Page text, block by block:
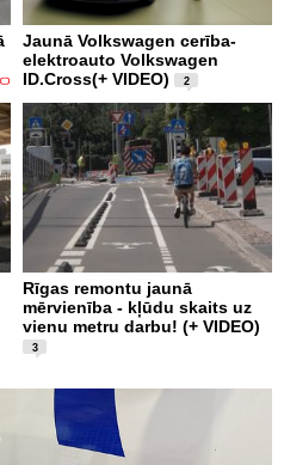
Jaunā Volkswagen cerība-
elektroauto Volkswagen
ID.Cross(+ VIDEO)
2
Rīgas remontu jaunā
mērvienība - kļūdu skaits uz
vienu metru darbu! (+ VIDEO)
3